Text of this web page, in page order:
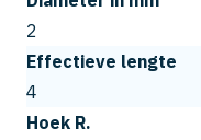
2
Effectieve lengte
4
Hoek R.